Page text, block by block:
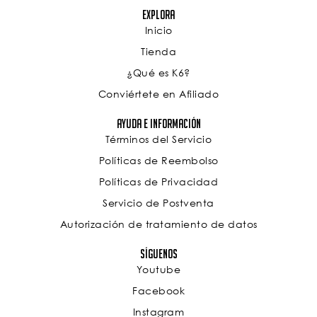
Explora
Inicio
Tienda
¿Qué es K6?
Conviértete en Afiliado
Ayuda e Información
Términos del Servicio
Políticas de Reembolso
Políticas de Privacidad
Servicio de Postventa
Autorización de tratamiento de datos
Síguenos
Youtube
Facebook
Instagram